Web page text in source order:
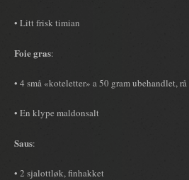
• Litt frisk timian
Foie gras:
• 4 små «koteletter» a 50 gram ubehandlet,
• En klype maldonsalt
Saus:
• 2 sjalottløk, finhakket